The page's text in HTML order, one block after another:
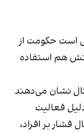
است حکومت از
هم استفاده
نشان می‌دهند
فعالیت
فشار بر افراد،